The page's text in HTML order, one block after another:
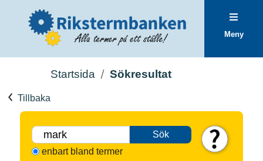
Meny
Startsida Sökresultat
Tillbaka
Sök
enbart bland termer